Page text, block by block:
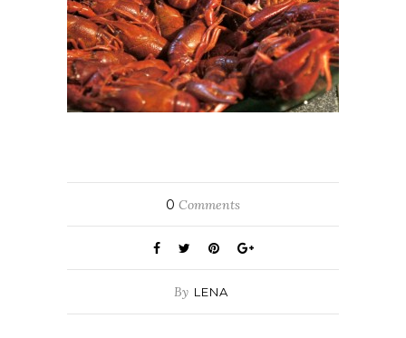
0 Comments
By LENA